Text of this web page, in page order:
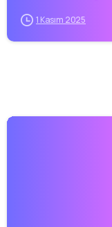
1 Kasım 2025